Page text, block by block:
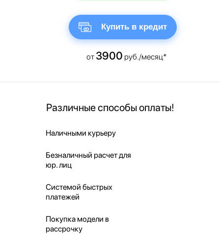
Купить в кредит
от 3900 руб./месяц*
Различные способы оплаты!
Наличными курьеру
Безналичный расчет для
юр. лиц
Системой быстрых
платежей
Покупка модели в
рассрочку